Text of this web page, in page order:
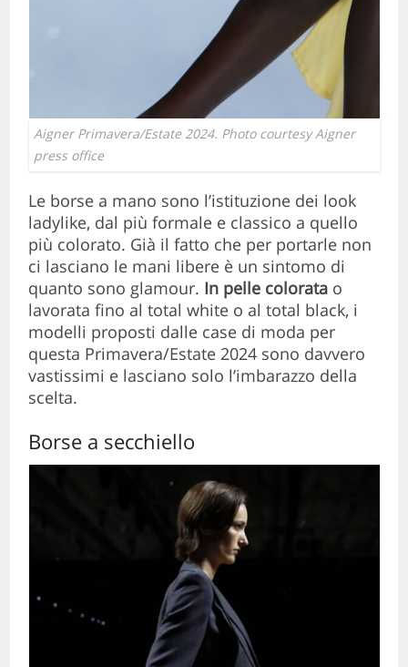
Aigner Primavera/Estate 2024. Photo courtesy Aigner
press office
Le borse a mano sono l’istituzione dei look
ladylike, dal più formale e classico a quello
più colorato. Già il fatto che per portarle non
ci lasciano le mani libere è un sintomo di
quanto sono glamour. In pelle colorata o
lavorata fino al total white o al total black, i
modelli proposti dalle case di moda per
questa Primavera/Estate 2024 sono davvero
vastissimi e lasciano solo l’imbarazzo della
scelta.
Borse a secchiello